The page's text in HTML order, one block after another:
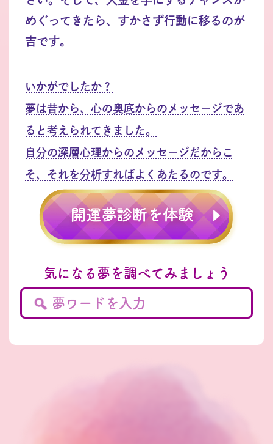
めぐってきたら、すかさず行動に移るのが
吉です。
いかがでしたか？
夢は昔から、心の奥底からのメッセージであ
ると考えられてきました。
自分の深層心理からのメッセージだからこ
そ、それを分析すればよくあたるのです。
気になる夢を調べてみましょう